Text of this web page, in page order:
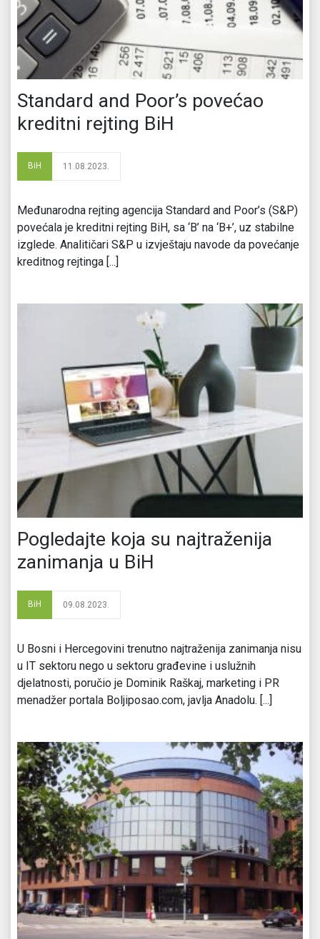
Standard and Poor’s povećao
kreditni rejting BiH
BiH 11.08.2023.
Međunarodna rejting agencija Standard and Poor’s (S&P)
povećala je kreditni rejting BiH, sa ‘B’ na ‘B+’, uz stabilne
izglede. Analitičari S&P u izvještaju navode da povećanje
kreditnog rejtinga [...]
Pogledajte koja su najtraženija
zanimanja u BiH
BiH 09.08.2023.
U Bosni i Hercegovini trenutno najtraženija zanimanja nisu
u IT sektoru nego u sektoru građevine i uslužnih
djelatnosti, poručio je Dominik Raškaj, marketing i PR
menadžer portala Boljiposao.com, javlja Anadolu. [...]